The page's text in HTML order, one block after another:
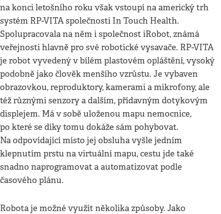
na konci letošního roku však vstoupí na americký trh
systém RP-VITA společnosti In Touch Health.
Spolupracovala na něm i společnost iRobot, známá
veřejnosti hlavně pro své robotické vysavače. RP-VITA
je robot vyvedený v bílém plastovém opláštění, vysoký
podobně jako člověk menšího vzrůstu. Je vybaven
obrazovkou, reproduktory, kamerami a mikrofony, ale
též různými senzory a dalším, přídavným dotykovým
displejem. Má v sobě uloženou mapu nemocnice,
po které se díky tomu dokáže sám pohybovat.
Na odpovídající místo jej obsluha vyšle jedním
klepnutím prstu na virtuální mapu, cestu jde také
snadno naprogramovat a automatizovat podle
časového plánu.
Robota je možné využít několika způsoby. Jako